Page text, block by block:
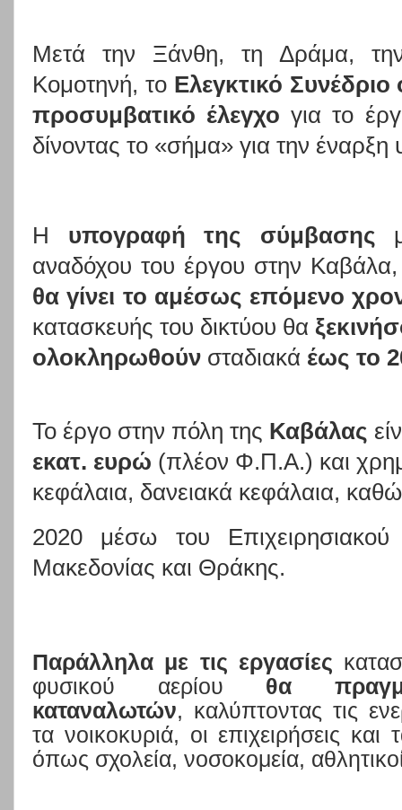
Μετά την Ξάνθη, τη Δράμα,
Κομοτηνή, τοΕλεγκτικό
προσυμβατικό έλεγχογια το
δίνοντας το «σήμα» για την έναρξη
Η υπογραφή της σύμβασης
αναδόχου του έργου στην Καβάλα,
θα γίνει το αμέσως επόμενο
κατασκευής του δικτύου θα
ολοκληρωθούν σταδιακά έως το
Το έργο στην πόλη της Καβάλας
εκατ. ευρώ (πλέον Φ.Π.Α.) και
κεφάλαια, δανειακά κεφάλαια,
2020 μέσω του Επιχειρησιακού
Μακεδονίας και Θράκης.
Παράλληλα με τις εργασίες
φυσικού αερίου θα
καταναλωτών, καλύπτοντας τις
τα νοικοκυριά, οι επιχειρήσεις
όπως σχολεία, νοσοκομεία,